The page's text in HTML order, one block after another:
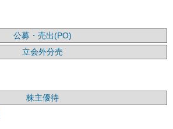
公募・売出(PO)
立会外分売
株主優待